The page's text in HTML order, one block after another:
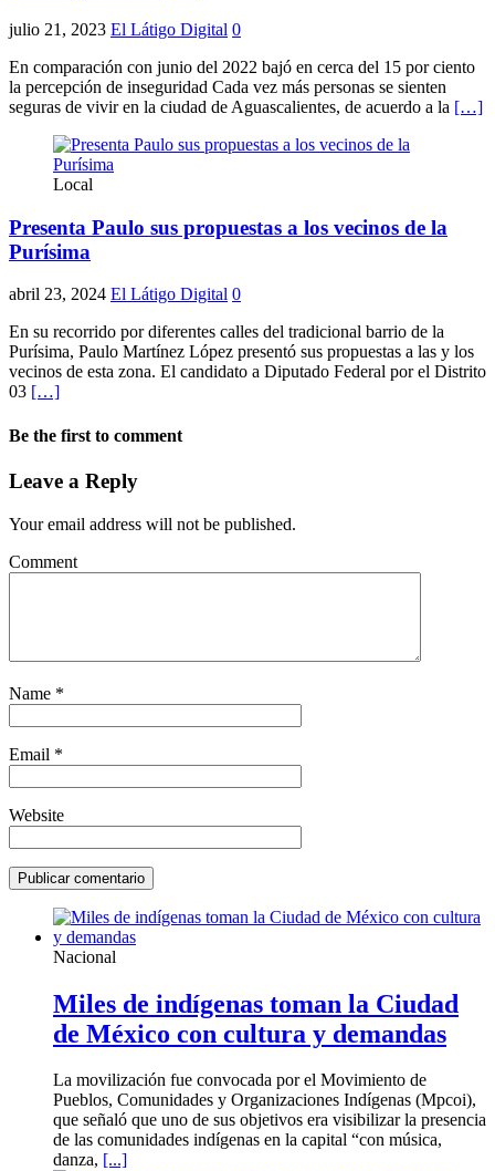
julio 21, 2023 El Látigo Digital 0
En comparación con junio del 2022 bajó en cerca del 15 por ciento
la percepción de inseguridad Cada vez más personas se sienten
seguras de vivir en la ciudad de Aguascalientes, de acuerdo a la […]
Local
Presenta Paulo sus propuestas a los vecinos de la
Purísima
abril 23, 2024 El Látigo Digital 0
En su recorrido por diferentes calles del tradicional barrio de la
Purísima, Paulo Martínez López presentó sus propuestas a las y los
vecinos de esta zona. El candidato a Diputado Federal por el Distrito
03 […]
Be the first to comment
Leave a Reply
Your email address will not be published.
Comment
Name *
Email *
Website
Nacional
Miles de indígenas toman la Ciudad
de México con cultura y demandas
La movilización fue convocada por el Movimiento de
Pueblos, Comunidades y Organizaciones Indígenas (Mpcoi),
que señaló que uno de sus objetivos era visibilizar la presencia
de las comunidades indígenas en la capital “con música,
danza, [...]